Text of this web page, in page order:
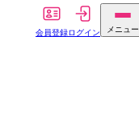
会員登録ログイン メニュー